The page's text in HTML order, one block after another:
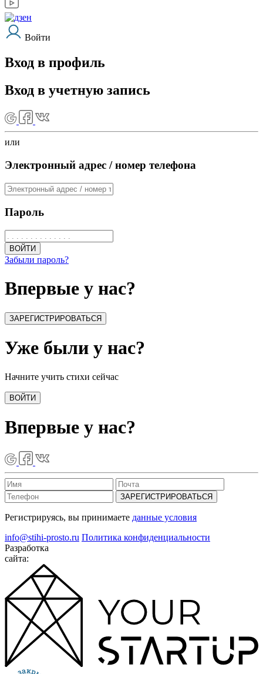
Войти
Вход в профиль
Вход в учетную запись
или
Электронный адрес / номер телефона
Пароль
ВОЙТИ
Забыли пароль?
Впервые у нас?
ЗАРЕГИСТРИРОВАТЬСЯ
Уже были у нас?
Начните учить стихи сейчас
ВОЙТИ
Впервые у нас?
ЗАРЕГИСТРИРОВАТЬСЯ
Регистрируясь, вы принимаете данные условия
info@stihi-prosto.ru Политика конфиденциальности
Разработка
сайта: